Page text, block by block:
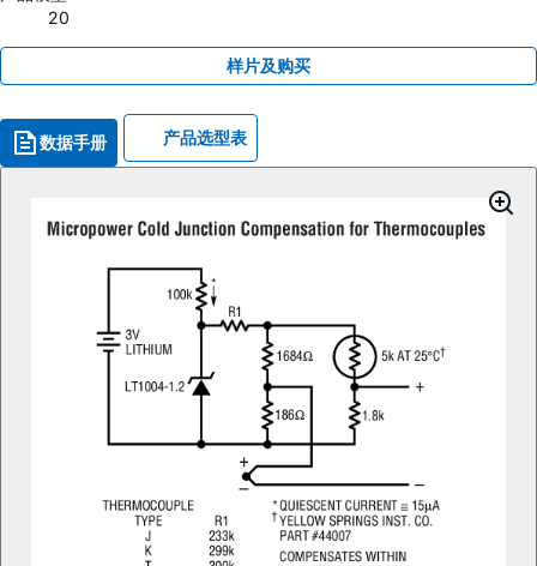
20
样片及购买
数据手册 产品选型表